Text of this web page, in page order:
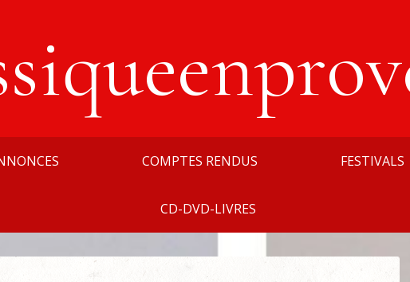
COMPTES RENDUS FESTIVALS
CD-DVD-LIVRES